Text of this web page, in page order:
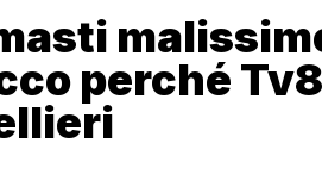
perché